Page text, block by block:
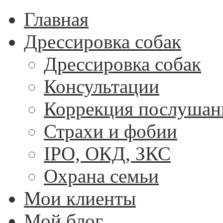
Главная
Дрессировка собак
Дрессировка собак
Консультации
Коррекция
Страхи и фобии
IPO, ОКД, ЗКС
Охрана семьи
Мои клиенты